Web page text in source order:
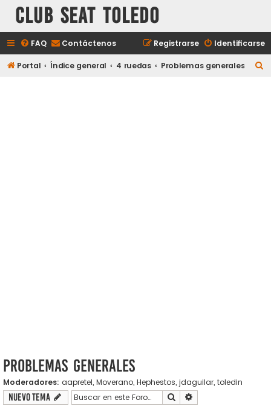
Club Seat Toledo
FAQ Contáctenos Identificarse
Registrarse
Portal Índice general 4 ruedas Problemas generales
Problemas generales
Moderadores: aapretel, Moverano, Hephestos, jdaguilar, toledin
Nuevo Tema Buscar